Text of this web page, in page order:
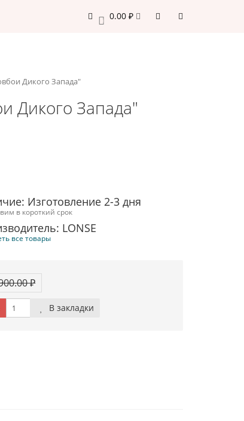
0 0.00 ₽
Дикого Запада"
Дикого Запада"
Изготовление 2-3 дня
в короткий срок
LONSE
все товары
₽
В закладки